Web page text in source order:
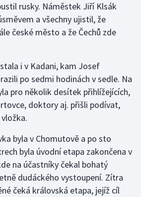
rusky. Náměstek Jiří Klsák
a všechny ujistil, že
české město a že Čechů zde
i v Kadani, kam Josef
po sedmi hodinách v sedle. Na
pro několik desítek přihlížejících,
doktory aj. přišli podívat,
byla v Chomutově a po sto
byla úvodní etapa zakončena v
na účastníky čekal bohatý
dudáckého vystoupení. Zítra
čeká královská etapa, jejíž cíl